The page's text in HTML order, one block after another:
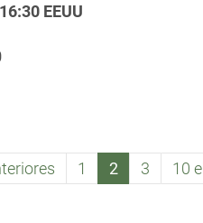
EEUU
1 2 3 10